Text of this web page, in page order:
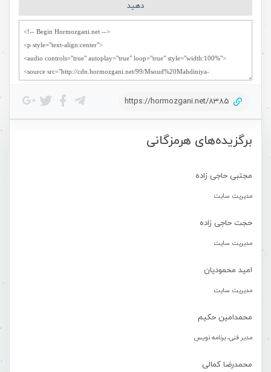
برگزیده‌های هرمزگانی
مجتبی حاجی زاده
مدیریت سایت
حجت حاجی زاده
مدیریت سایت
امید محمودیان
مدیریت سایت
محمدامین حکیم
مدیر فنی، برنامه نویس
محمدرضا کمالی
دهید
https://hormozgani.net/8385